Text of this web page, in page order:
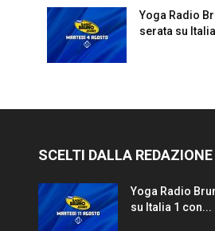
Yoga Radio
serata su
SCELTI DALLA REDAZIONE
Yoga Radio
su Italia 1 con...